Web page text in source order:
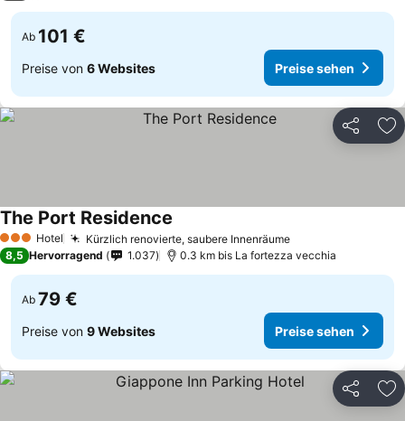
Ab 101 €
Preise von 6 Websites Preise sehen
Teilen
3 SterneHotel Kürzlich renovierte, saubere Innenräume
The Port Residence
8,5 Hervorragend 1.037 0.3 km bis La fortezza vecchia
Ab 79 €
Preise von 9 Websites Preise sehen
Teilen